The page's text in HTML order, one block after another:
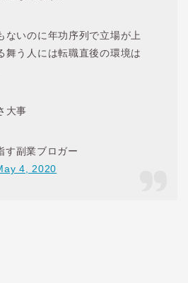
ないのに年功序列で立場が上
舞う人には転職直後の環境は
大事
副業ブロガー
4, 2020